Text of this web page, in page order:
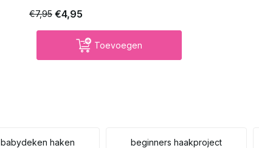
€7,95 €4,95
Toevoegen
babydeken haken beginners haakproject